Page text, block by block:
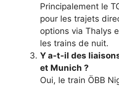
Principalement le
pour les trajets
options via Thalys
les trains de nuit.
Y a-t-il des
et Munich ?
Oui, le train ÖBB